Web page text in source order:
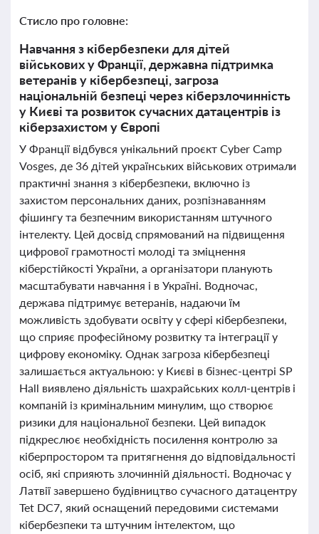
Стисло про головне:
Навчання з кібербезпеки для дітей
військових у Франції, державна підтримка
ветеранів у кібербезпеці, загроза
національній безпеці через кіберзлочинність
у Києві та розвиток сучасних датацентрів із
кіберзахистом у Європі
У Франції відбувся унікальний проєкт Cyber Camp
Vosges, де 36 дітей українських військових отримали
практичні знання з кібербезпеки, включно із
захистом персональних даних, розпізнаванням
фішингу та безпечним використанням штучного
інтелекту. Цей досвід спрямований на підвищення
цифрової грамотності молоді та зміцнення
кіберстійкості України, а організатори планують
масштабувати навчання і в Україні. Водночас,
держава підтримує ветеранів, надаючи їм
можливість здобувати освіту у сфері кібербезпеки,
що сприяє професійному розвитку та інтеграції у
цифрову економіку. Однак загроза кібербезпеці
залишається актуальною: у Києві в бізнес-центрі SP
Hall виявлено діяльність шахрайських колл-центрів і
компаній із кримінальним минулим, що створює
ризики для національної безпеки. Цей випадок
підкреслює необхідність посилення контролю за
кіберпростором та притягнення до відповідальності
осіб, які сприяють злочинній діяльності. Водночас у
Латвії завершено будівництво сучасного датацентру
Tet DC7, який оснащений передовими системами
кібербезпеки та штучним інтелектом, що